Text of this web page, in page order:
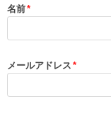
名前*
メールアドレス *